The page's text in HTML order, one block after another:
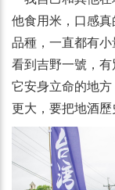
他食用米，口感
品種，一直都有
看到吉野一號，
它安身立命的地
更大，要把地酒歷